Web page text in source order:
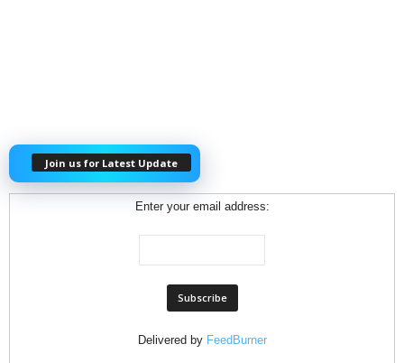
Join us for Latest Update
Enter your email address:
Delivered by FeedBurner